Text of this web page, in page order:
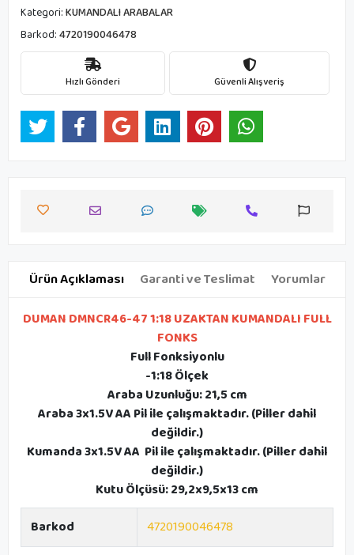
Kategori:KUMANDALI ARABALAR
Barkod:4720190046478
Hızlı Gönderi Güvenli Alışveriş
Ürün Açıklaması Garanti ve Teslimat Yorumlar
DUMAN DMNCR46-47 1:18 UZAKTAN KUMANDALI FULL
FONKS
Full Fonksiyonlu
-1:18 Ölçek
Araba Uzunluğu: 21,5 cm
Araba 3x1.5V AA Pil ile çalışmaktadır. (Piller dahil
değildir.)
Kumanda 3x1.5V AA Pil ile çalışmaktadır. (Piller dahil
değildir.)
Kutu Ölçüsü: 29,2x9,5x13 cm
Barkod
4720190046478